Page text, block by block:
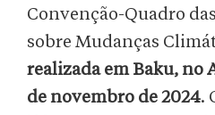
Convenção-Quadro
sobre Mudanças
realizada em Baku, no
de novembro de 2024.